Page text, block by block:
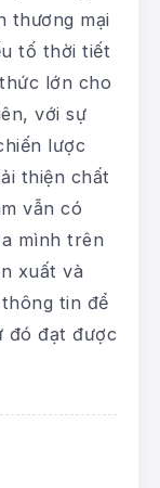
thương mại
tố thời tiết
lớn cho
với sự
lược
thiện chất
vẫn có
mình trên
xuất và
tin để
đó đạt được